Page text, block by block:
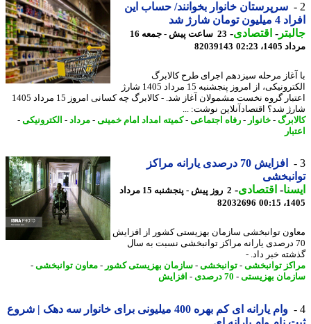
سرپرستان خانوار بخوانند/ حساب این
تومان شارژ شد
-اقتصادی-
23 ساعت پیش - جمعه 16
02:23
82039143
مرحله سیزدهم اجرای طرح کالابرگ
الکترونیکی، از امروز پنجشنبه 15 مرداد 1405 شارژ
اعتبار گروه نخست مشمولان آغاز شد. - کالابرگ چه کسانی امروز 15 مرداد 1405
شد؟ اقتصادآنلاین نوشت: ...
- خانوار-رفاه اجتماعی-کمیته امداد امام خمینی-مرداد-الکترونیکی-
افزایش 70 درصدی یارانه مراکز
-اقتصادی-
2 روز پیش - پنجشنبه 15 مرداد
82032696
توانبخشی سازمان بهزیستی کشور از افزایش
درصدی یارانه مراکز توانبخشی نسبت به سال
خبر داد. -
توانبخشی-توانبخشی-سازمان بهزیستی کشور-معاون توانبخشی-
بهزیستی-70 درصدی -افزایش
وام یارانه ای کم بهره 400 میلیونی برای خانوار سه دهک | شروع